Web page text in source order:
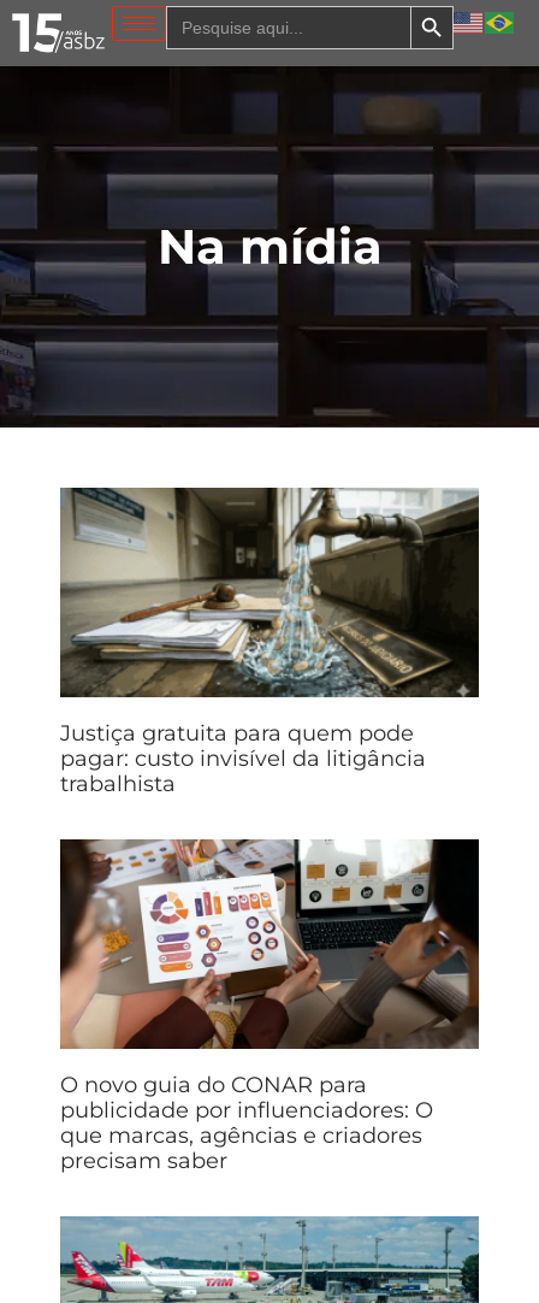
Search
for:
Search Button
Na mídia
Justiça gratuita para quem pode
pagar: custo invisível da litigância
trabalhista
O novo guia do CONAR para
publicidade por influenciadores: O
que marcas, agências e criadores
precisam saber